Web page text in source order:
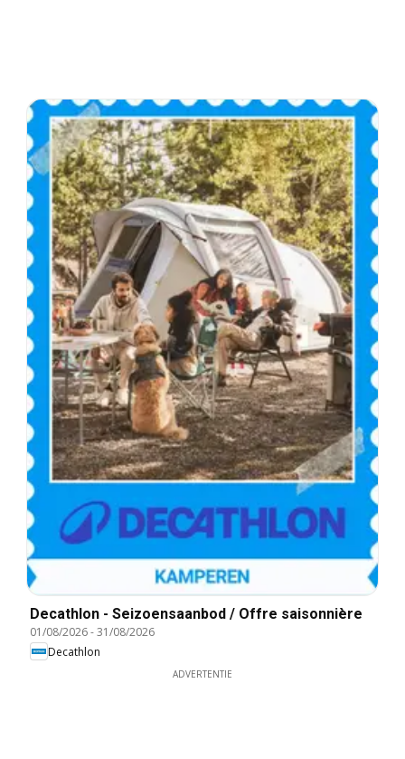
Decathlon - Seizoensaanbod / Offre saisonnière
01/08/2026-31/08/2026
Decathlon
ADVERTENTIE